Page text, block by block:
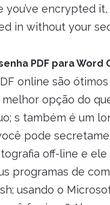
you’ve encrypted
in without your
PDF para Word
online são ótimos
melhor opção do
s também é um
pode
off-line e ele
programas de
usando o